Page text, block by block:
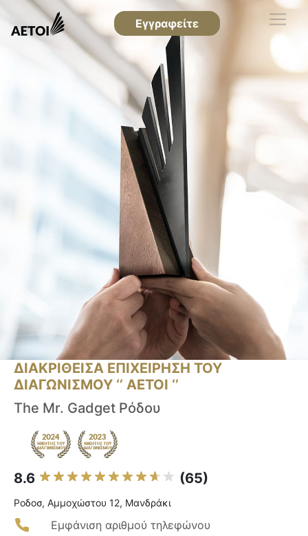
Εγγραφείτε
ΔΙΑΚΡΙΘΕΙΣΑ ΕΠΙΧΕΙΡΗΣΗ ΤΟΥ
ΔΙΑΓΩΝΙΣΜΟΥ ‘’ ΑΕΤΟΙ ‘’
The Mr. Gadget Ρόδου
8.6 (65)
Ροδοσ, Αμμοχώστου 12, Μανδράκι
Εμφάνιση αριθμού τηλεφώνου